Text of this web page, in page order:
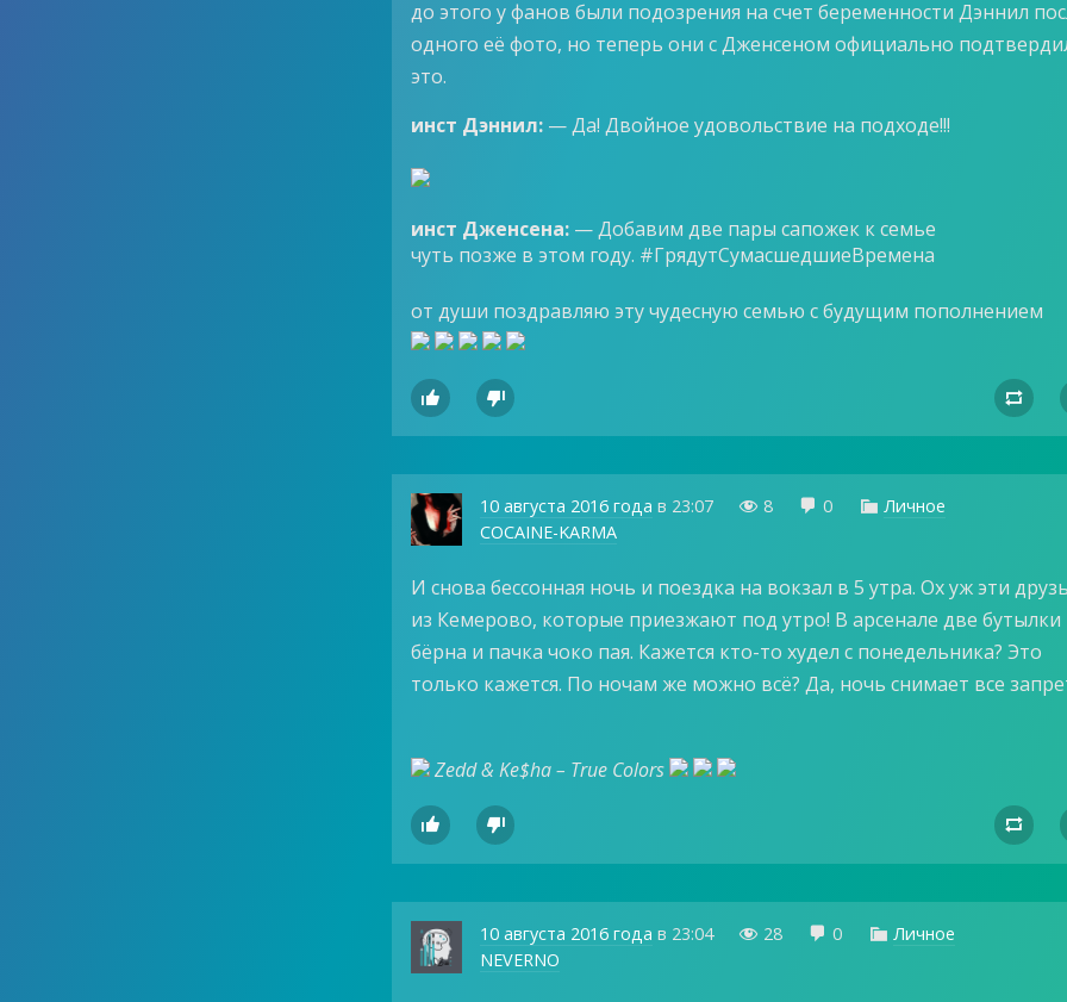
до этого у фанов были подозрения на счет беременности Дэннил
одного её фото, но теперь они с Дженсеном официально
это.
инст Дэннил: — Да! Двойное удовольствие на подходе!!!
инст Дженсена: — Добавим две пары сапожек к семье
чуть позже в этом году. #ГрядутСумасшедшиеВремена
от души поздравляю эту чудесную семью с будущим пополнением
  
10 августа 2016 года в 23:07  8  0  Личное
COCAINE-KARMA
И снова бессонная ночь и поездка на вокзал в 5 утра. Ох уж эти
из Кемерово, которые приезжают под утро! В арсенале две бутылки
бёрна и пачка чоко пая. Кажется кто-то худел с понедельника? Это
только кажется. По ночам же можно всё? Да, ночь снимает все
Zedd & Ke$ha – True Colors
  
10 августа 2016 года в 23:04  28  0  Личное
NEVERNO